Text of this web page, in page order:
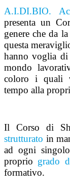
A.I.DI.BIO.
presenta un
genere che da
questa
hanno voglia di
mondo
coloro i quali
tempo alla
Il Corso di
strutturato in
ad ogni
proprio grado
formativo.